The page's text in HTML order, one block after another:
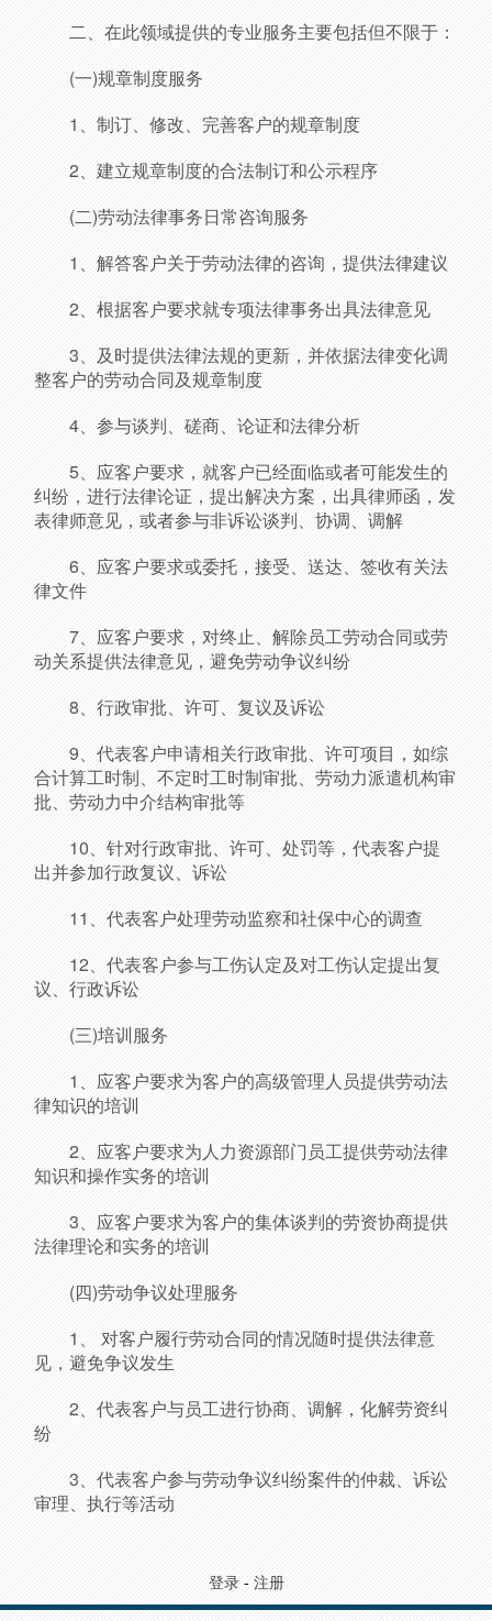
二、在此领域提供的专业服务主要包括但不限于：
(一)规章制度服务
1、制订、修改、完善客户的规章制度
2、建立规章制度的合法制订和公示程序
(二)劳动法律事务日常咨询服务
1、解答客户关于劳动法律的咨询，提供法律建议
2、根据客户要求就专项法律事务出具法律意见
3、及时提供法律法规的更新，并依据法律变化调
整客户的劳动合同及规章制度
4、参与谈判、磋商、论证和法律分析
5、应客户要求，就客户已经面临或者可能发生的
纠纷，进行法律论证，提出解决方案，出具律师函，发
表律师意见，或者参与非诉讼谈判、协调、调解
6、应客户要求或委托，接受、送达、签收有关法
律文件
7、应客户要求，对终止、解除员工劳动合同或劳
动关系提供法律意见，避免劳动争议纠纷
8、行政审批、许可、复议及诉讼
9、代表客户申请相关行政审批、许可项目，如综
合计算工时制、不定时工时制审批、劳动力派遣机构审
批、劳动力中介结构审批等
10、针对行政审批、许可、处罚等，代表客户提
出并参加行政复议、诉讼
11、代表客户处理劳动监察和社保中心的调查
12、代表客户参与工伤认定及对工伤认定提出复
议、行政诉讼
(三)培训服务
1、应客户要求为客户的高级管理人员提供劳动法
律知识的培训
2、应客户要求为人力资源部门员工提供劳动法律
知识和操作实务的培训
3、应客户要求为客户的集体谈判的劳资协商提供
法律理论和实务的培训
(四)劳动争议处理服务
1、 对客户履行劳动合同的情况随时提供法律意
见，避免争议发生
2、代表客户与员工进行协商、调解，化解劳资纠
纷
3、代表客户参与劳动争议纠纷案件的仲裁、诉讼
审理、执行等活动
登录- 注册